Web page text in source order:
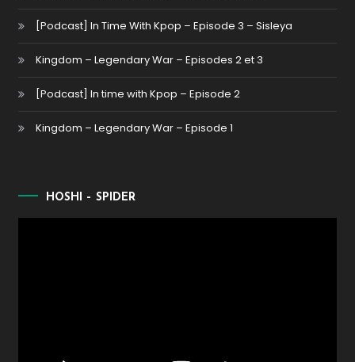
[Podcast] In Time With Kpop – Episode 3 – Sisleya
Kingdom – Legendary War – Episodes 2 et 3
[Podcast] In time with Kpop – Episode 2
Kingdom – Legendary War – Episode 1
HOSHI – SPIDER